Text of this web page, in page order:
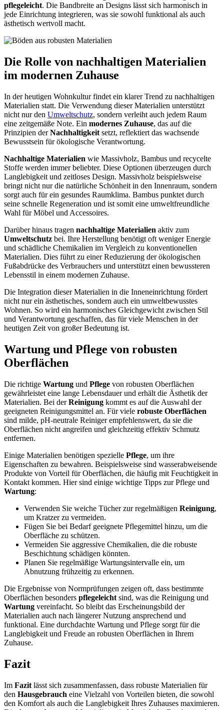
pflegeleicht. Die Bandbreite an Designs lässt sich harmonisch in
jede Einrichtung integrieren, was sie sowohl funktional als auch
ästhetisch wertvoll macht.
Die Rolle von nachhaltigen Materialien
im modernen Zuhause
In der heutigen Wohnkultur findet ein klarer Trend zu nachhaltigen
Materialien statt. Die Verwendung dieser Materialien unterstützt
nicht nur den Umweltschutz, sondern verleiht auch jedem Raum
eine zeitgemäße Note. Ein modernes Zuhause, das auf die
Prinzipien derNachhaltigkeit setzt, reflektiert das wachsende
Bewusstsein für ökologische Verantwortung.
Nachhaltige Materialien wie Massivholz, Bambus und recycelte
Stoffe werden immer beliebter. Diese Optionen überzeugen durch
Langlebigkeit und zeitloses Design. Massivholz beispielsweise
bringt nicht nur die natürliche Schönheit in den Innenraum, sondern
sorgt auch für ein gesundes Raumklima. Bambus punktet durch
seine schnelle Regeneration und ist somit eine umweltfreundliche
Wahl für Möbel und Accessoires.
Darüber hinaus tragen nachhaltige Materialien aktiv zum
Umweltschutz bei. Ihre Herstellung benötigt oft weniger Energie
und schädliche Chemikalien im Vergleich zu konventionellen
Materialien. Dies führt zu einer Reduzierung der ökologischen
Fußabdrücke des Verbrauchers und unterstützt einen bewussteren
Lebensstil in einem modernen Zuhause.
Die Integration dieser Materialien in die Inneneinrichtung fördert
nicht nur ein ästhetisches, sondern auch ein umweltbewusstes
Wohnen. So wird ein harmonisches Gleichgewicht zwischen Stil
und Verantwortung geschaffen, das für viele Menschen in der
heutigen Zeit von großer Bedeutung ist.
Wartung und Pflege von robusten
Oberflächen
Die richtige Wartung und Pflege von robusten Oberflächen
gewährleistet eine lange Lebensdauer und erhält die Ästhetik der
Materialien. Bei derReinigung kommt es auf die Auswahl der
geeigneten Reinigungsmittel an. Für viele robuste Oberflächen
sind milde, pH-neutrale Reiniger empfehlenswert, da sie die
Oberflächen nicht angreifen und gleichzeitig effektiv Schmutz
entfernen.
Einige Materialien benötigen spezielle Pflege, um ihre
Eigenschaften zu bewahren. Beispielsweise sind wasserabweisende
Produkte von Vorteil für Oberflächen, die häufig mit Feuchtigkeit in
Kontakt kommen. Hier sind einige wichtige Tipps zur Pflege und
Wartung:
Verwenden Sie weiche Tücher zur regelmäßigen Reinigung,
um Kratzer zu vermeiden.
Fügen Sie bei Bedarf geeignete Pflegemittel hinzu, um die
Oberfläche zu schützen.
Vermeiden Sie aggressive Chemikalien, die die robuste
Beschichtung schädigen könnten.
Planen Sie regelmäßige Wartungsintervalle ein, um
Abnutzung frühzeitig zu erkennen.
Die Ergebnisse von Normprüfungen zeigen oft, dass bestimmte
Oberflächen besonders pflegeleicht sind, was die Reinigung und
Wartung vereinfacht. So bleibt das Erscheinungsbild der
Materialien auch nach längerer Nutzung ansprechend und
funktional. Eine durchdachte Wartung und Pflege sorgt für die
Langlebigkeit und Freude an robusten Oberflächen in Ihrem
Zuhause.
Fazit
Im Fazit lässt sich zusammenfassen, dass robuste Materialien für
den Hausgebrauch eine Vielzahl von Vorteilen bieten, die sowohl
den Komfort als auch die Langlebigkeit Ihres Zuhauses maximieren.